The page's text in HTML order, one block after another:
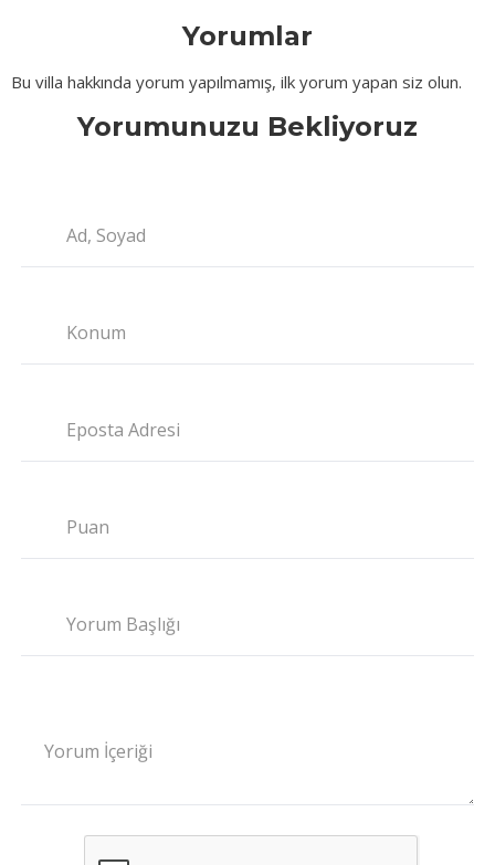
Yorumlar
Bu villa hakkında yorum yapılmamış, ilk yorum yapan siz olun.
Yorumunuzu Bekliyoruz
Ad, Soyad
Konum
Eposta Adresi
Puan
Yorum Başlığı
Yorum İçeriği